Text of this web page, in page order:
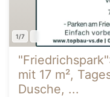
1/7
mit 17 m²,
Dusche, ...